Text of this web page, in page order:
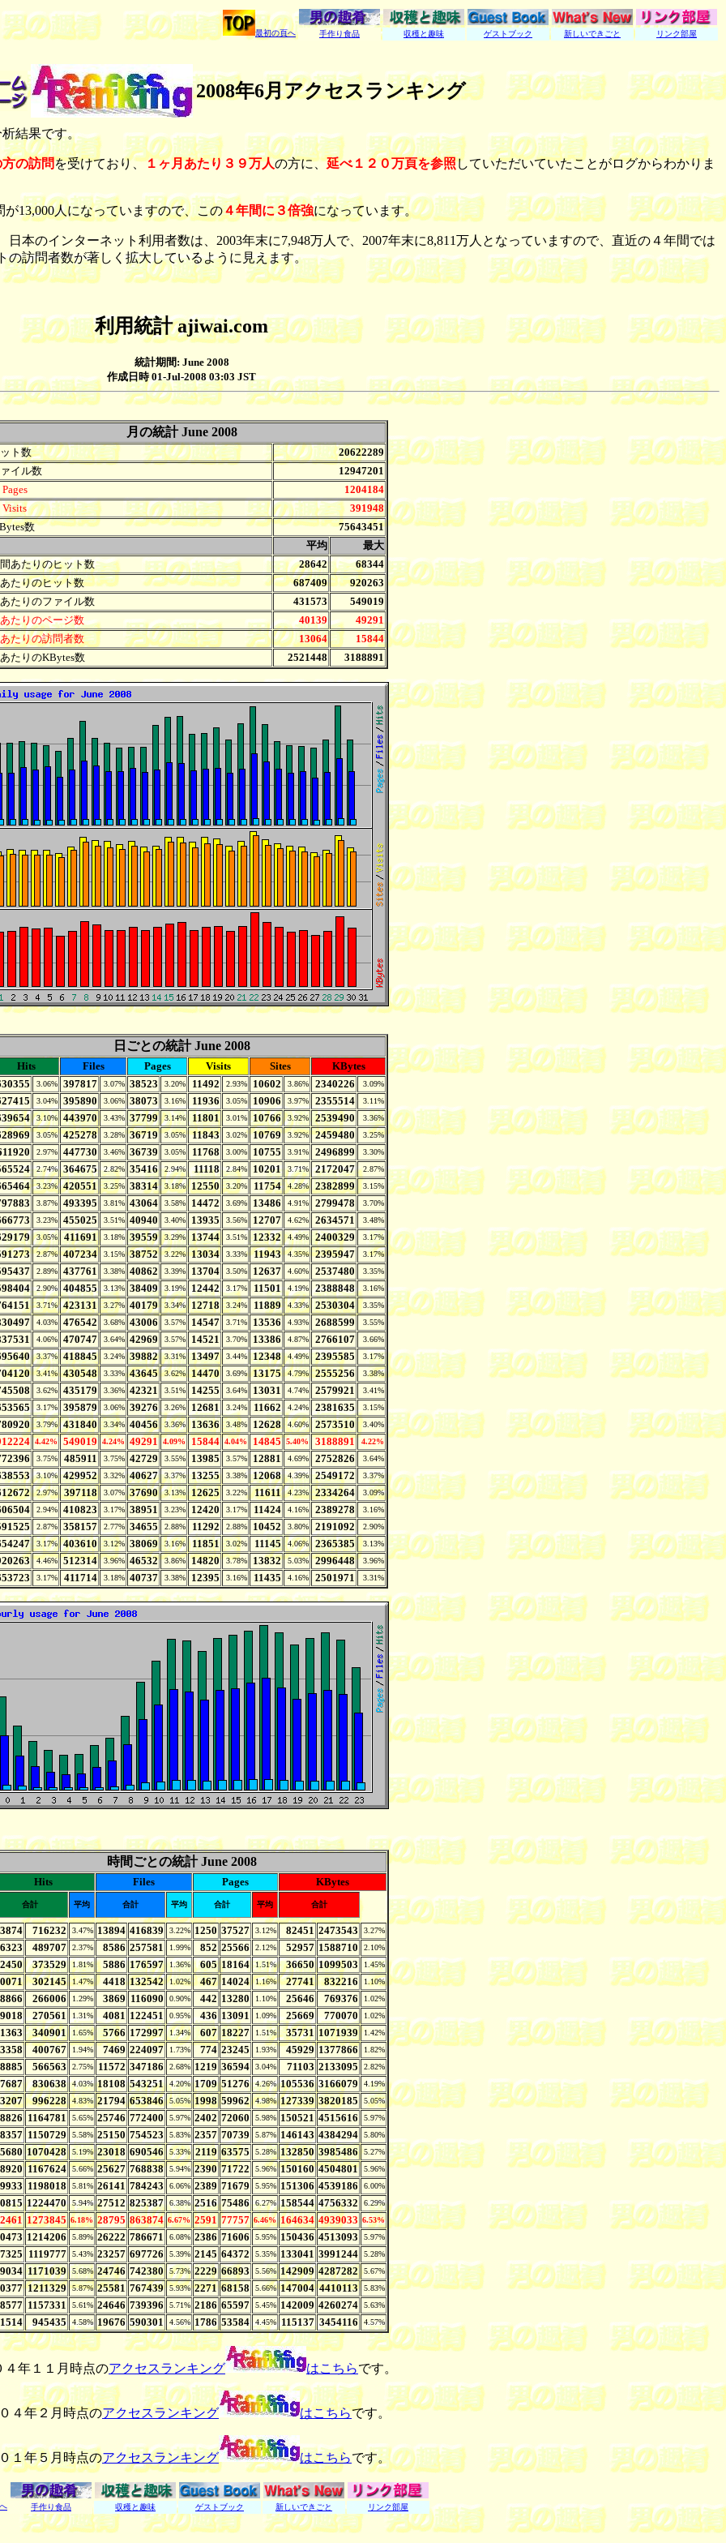
最初の頁へ 手作り食品 収穫と趣味 ゲストブック 新しいできごと リンク部屋
2008年6月アクセスランキング
結果です。
の訪問を受けており、１ヶ月あたり３９万人の方に、延べ１２０万頁を参照していただいていたことがログからわかりま
13,000人になっていますので、この４年間に３倍強になっています。
日本のインターネット利用者数は、2003年末に7,948万人で、2007年末に8,811万人となっていますので、直近の４年間では
訪問者数が著しく拡大しているように見えます。
利用統計 ajiwai.com
統計期間: June 2008
作成日時 01-Jul-2008 03:03 JST
月の統計 June 2008
ト数
20622289
イル数
12947201
1204184
Visits
391948
数
75643451
平均
最大
あたりのヒット数
28642
68344
たりのヒット数
687409
920263
たりのファイル数
431573
549019
たりのページ数
40139
49291
たりの訪問者数
13064
15844
たりのKBytes数
2521448 3188891
日ごとの統計 June 2008
Hits Files Pages Visits Sites
KBytes
3.06% 397817 3.07% 38523 3.20% 11492 2.93% 10602 3.86% 2340226 3.09%
3.04% 395890 3.06% 38073 3.16% 11936 3.05% 10906 3.97% 2355514 3.11%
3.10% 443970 3.43% 37799 3.14% 11801 3.01% 10766 3.92% 2539490 3.36%
3.05% 425278 3.28% 36719 3.05% 11843 3.02% 10769 3.92% 2459480 3.25%
2.97% 447730 3.46% 36739 3.05% 11768 3.00% 10755 3.91% 2496899 3.30%
2.74% 364675 2.82% 35416 2.94% 11118 2.84% 10201 3.71% 2172047 2.87%
3.23% 420551 3.25% 38314 3.18% 12550 3.20% 11754 4.28% 2382899 3.15%
3.87% 493395 3.81% 43064 3.58% 14472 3.69% 13486 4.91% 2799478 3.70%
3.23% 455025 3.51% 40940 3.40% 13935 3.56% 12707 4.62% 2634571 3.48%
3.05% 411691 3.18% 39559 3.29% 13744 3.51% 12332 4.49% 2400329 3.17%
2.87% 407234 3.15% 38752 3.22% 13034 3.33% 11943 4.35% 2395947 3.17%
2.89% 437761 3.38% 40862 3.39% 13704 3.50% 12637 4.60% 2537480 3.35%
2.90% 404855 3.13% 38409 3.19% 12442 3.17% 11501 4.19% 2388848 3.16%
3.71% 423131 3.27% 40179 3.34% 12718 3.24% 11889 4.33% 2530304 3.35%
4.03% 476542 3.68% 43006 3.57% 14547 3.71% 13536 4.93% 2688599 3.55%
4.06% 470747 3.64% 42969 3.57% 14521 3.70% 13386 4.87% 2766107 3.66%
3.37% 418845 3.24% 39882 3.31% 13497 3.44% 12348 4.49% 2395585 3.17%
3.41% 430548 3.33% 43645 3.62% 14470 3.69% 13175 4.79% 2555256 3.38%
3.62% 435179 3.36% 42321 3.51% 14255 3.64% 13031 4.74% 2579921 3.41%
3.17% 395879 3.06% 39276 3.26% 12681 3.24% 11662 4.24% 2381635 3.15%
3.79% 431840 3.34% 40456 3.36% 13636 3.48% 12628 4.60% 2573510 3.40%
4.42% 549019 4.24% 49291 4.09% 15844 4.04% 14845 5.40% 3188891 4.22%
3.75% 485911 3.75% 42729 3.55% 13985 3.57% 12881 4.69% 2752826 3.64%
3.10% 429952 3.32% 40627 3.37% 13255 3.38% 12068 4.39% 2549172 3.37%
2.97% 397118 3.07% 37690 3.13% 12625 3.22% 11611 4.23% 2334264 3.09%
2.94% 410823 3.17% 38951 3.23% 12420 3.17% 11424 4.16% 2389278 3.16%
2.87% 358157 2.77% 34655 2.88% 11292 2.88% 10452 3.80% 2191092 2.90%
3.17% 403610 3.12% 38069 3.16% 11851 3.02% 11145 4.06% 2365385 3.13%
4.46% 512314 3.96% 46532 3.86% 14820 3.78% 13832 5.03% 2996448 3.96%
3.17% 411714 3.18% 40737 3.38% 12395 3.16% 11435 4.16% 2501971 3.31%
時間ごとの統計 June 2008
Hits Files Pages KBytes
合計 平均 合計 平均 合計 平均 合計
716232 3.47% 13894 416839 3.22% 1250 37527 3.12% 82451 2473543 3.27%
489707 2.37% 8586 257581 1.99% 852 25566 2.12% 52957 1588710 2.10%
373529 1.81% 5886 176597 1.36% 605 18164 1.51% 36650 1099503 1.45%
302145 1.47% 4418 132542 1.02% 467 14024 1.16% 27741 832216 1.10%
8866 266006 1.29% 3869 116090 0.90% 442 13280 1.10% 25646 769376 1.02%
9018 270561 1.31% 4081 122451 0.95% 436 13091 1.09% 25669 770070 1.02%
340901 1.65% 5766 172997 1.34% 607 18227 1.51% 35731 1071939 1.42%
400767 1.94% 7469 224097 1.73% 774 23245 1.93% 45929 1377866 1.82%
566563 2.75% 11572 347186 2.68% 1219 36594 3.04% 71103 2133095 2.82%
830638 4.03% 18108 543251 4.20% 1709 51276 4.26% 105536 3166079 4.19%
996228 4.83% 21794 653846 5.05% 1998 59962 4.98% 127339 3820185 5.05%
1164781 5.65% 25746 772400 5.97% 2402 72060 5.98% 150521 4515616 5.97%
1150729 5.58% 25150 754523 5.83% 2357 70739 5.87% 146143 4384294 5.80%
1070428 5.19% 23018 690546 5.33% 2119 63575 5.28% 132850 3985486 5.27%
1167624 5.66% 25627 768838 5.94% 2390 71722 5.96% 150160 4504801 5.96%
1198018 5.81% 26141 784243 6.06% 2389 71679 5.95% 151306 4539186 6.00%
1224470 5.94% 27512 825387 6.38% 2516 75486 6.27% 158544 4756332 6.29%
1273845 6.18% 28795 863874 6.67% 2591 77757 6.46% 164634 4939033 6.53%
1214206 5.89% 26222 786671 6.08% 2386 71606 5.95% 150436 4513093 5.97%
1119777 5.43% 23257 697726 5.39% 2145 64372 5.35% 133041 3991244 5.28%
1171039 5.68% 24746 742380 5.73% 2229 66893 5.56% 142909 4287282 5.67%
1211329 5.87% 25581 767439 5.93% 2271 68158 5.66% 147004 4410113 5.83%
1157331 5.61% 24646 739396 5.71% 2186 65597 5.45% 142009 4260274 5.63%
945435 4.58% 19676 590301 4.56% 1786 53584 4.45% 115137 3454116 4.57%
４年１１月時点のアクセスランキング はこちらです。
４年２月時点のアクセスランキング はこちらです。
１年５月時点のアクセスランキング はこちらです。
手作り食品 収穫と趣味 ゲストブック 新しいできごと リンク部屋